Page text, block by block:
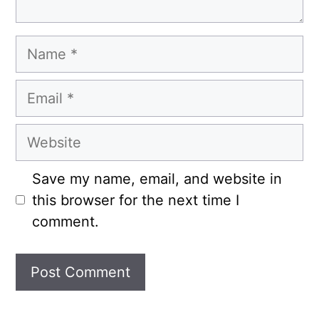
Name
Email
Website
Save my name, email, and website in
this browser for the next time I
comment.